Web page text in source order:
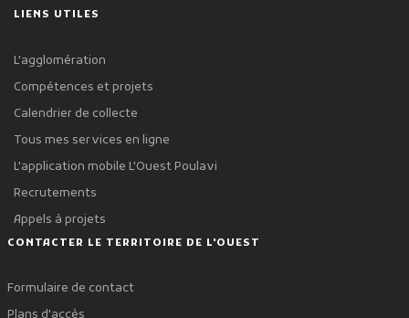
LIENS UTILES
L'agglomération
Compétences et projets
Calendrier de collecte
Tous mes services en ligne
L'application mobile L'Ouest Poulavi
Recrutements
Appels à projets
CONTACTER LE TERRITOIRE DE L'OUEST
Formulaire de contact